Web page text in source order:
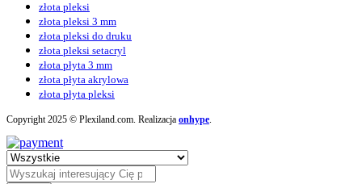
złota pleksi
złota pleksi 3 mm
złota pleksi do druku
złota pleksi setacryl
złota płyta 3 mm
złota płyta akrylowa
złota płyta pleksi
Copyright 2025 © Plexiland.com. Realizacja onhype.